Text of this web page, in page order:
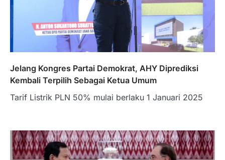
Jelang Kongres Partai Demokrat, AHY Diprediksi
Kembali Terpilih Sebagai Ketua Umum
Tarif Listrik PLN 50% mulai berlaku 1 Januari 2025